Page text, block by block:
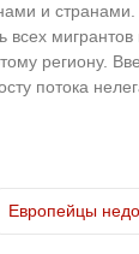
и
всех
региону.
потока
Европейцы